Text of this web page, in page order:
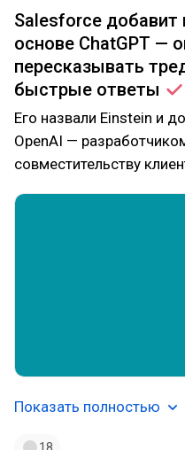
Salesforce добавит
основе ChatGPT —
пересказывать
быстрые ответы
Его назвали Einstein и
OpenAI —
совместительству
Показать полностью